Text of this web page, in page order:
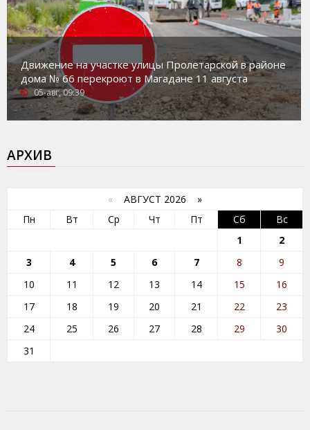
Движение на участке улицы Пролетарской в районе
дома № 66 перекроют в Магадане 11 августа
05-авг, 09:39
АРХИВ
« АВГУСТ 2026 »
Пн
Вт Ср Чт Пт Сб
Вс
1
2
3
4 5 6 7 8
9
10
11 12 13 14 15
16
17
18 19 20 21 22
23
24
25 26 27 28 29
30
31